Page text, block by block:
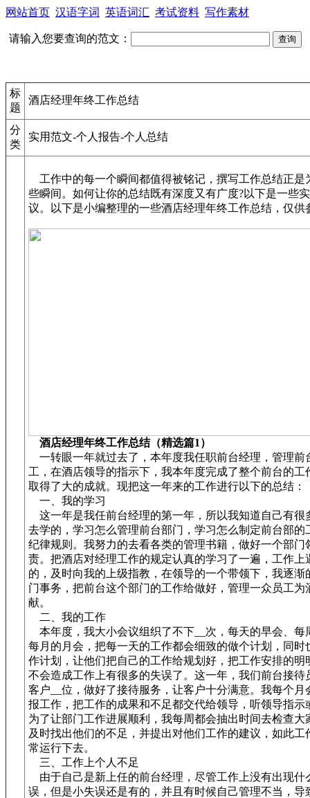
网站首页 汉语字词 英语词汇 考试资料 写作素材
请输入您要查询的范文：
标
题
酒店经理年终工作总结
分
类
实用范文-个人报告-个人总结
工作中的每一个瞬间都值得被铭记，撰写工作总结正是
些瞬间。如何让你的总结既有深度又有广度?以下是一些
议。以下是小编整理的一些酒店经理年终工作总结，仅供
酒店经理年终工作总结（精选篇1）
一转眼一年就过去了，本年度我任职前台经理，管理前
工，在酒店领导的指示下，我本年度完成了整个前台的工
取得了大的成就。现把这一年来的工作进行以下的总结：
一、我的学习
这一年是我任前台经理的第一年，所以我知道自己有很
去学的，学习怎么管理前台部门，学习怎么制定前台部的
纪律规则。我努力的去看各类的管理书籍，做好一个部门
责。把酒店对经理工作的规定认真的学习了一遍，工作上
的，及时向我的上级指教，在领导的一个带领下，我逐渐
门事务，把前台这个部门的工作给做好，管理一众员工为
献。
二、我的工作
本年度，我大小会议组织了不下__次，每天的早会、每
每月的月会，把每一天的工作都会细致的做个计划，同时
作计划，让他们把自己的工作给规划好，把工作安排的明
不会造成工作上有很多的失误了。这一年，我们前台接待
客户__位，做好了接待服务，让客户十分满意。我每个月
报工作，把工作的成果和不足都交代给领导，听领导指示
为了让部门工作进展顺利，我每周都会抽出时间去检查大
及时找出他们的不足，并提出对他们工作的建议，如此工
常运行下去。
三、工作上个人不足
由于自己是新上任的前台经理，尽管工作上没有出现什
误，但是小失误还是有的，并且有时候自己管理不当，导